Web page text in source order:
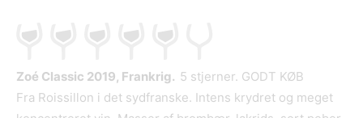
Zoé Classic 2019, Frankrig. 5 stjerner. GODT KØB
Fra Roissillon i det sydfranske. Intens krydret og meget